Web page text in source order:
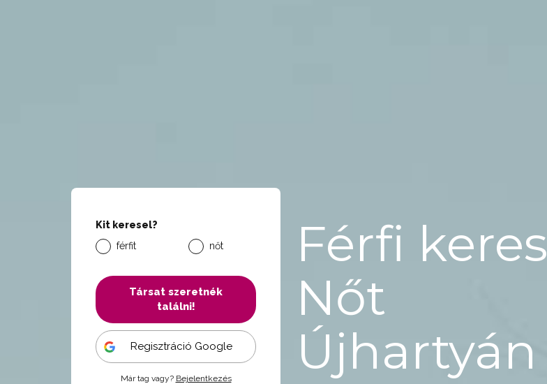
Kit keresel?
férfit
nőt
Társat szeretnék
találni!
Regisztráció Google
Már tag vagy? Bejelentkezés
Férfi keres
Nőt
Újhartyán